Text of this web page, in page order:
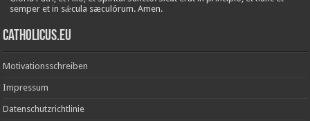
semper et in sǽcula sæculórum. Amen.
Catholicus.eu
Motivationsschreiben
Impressum
Datenschutzrichtlinie